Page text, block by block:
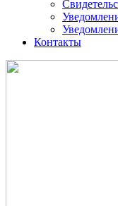
Контакты